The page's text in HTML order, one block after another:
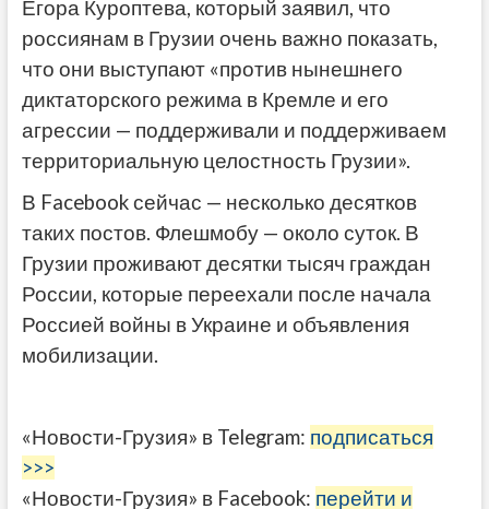
Егора Куроптева, который заявил, что
россиянам в Грузии очень важно показать,
что они выступают «против нынешнего
диктаторского режима в Кремле и его
агрессии — поддерживали и поддерживаем
территориальную целостность Грузии».
В Facebook сейчас — несколько десятков
таких постов. Флешмобу — около суток. В
Грузии проживают десятки тысяч граждан
России, которые переехали после начала
Россией войны в Украине и объявления
мобилизации.
«Новости-Грузия» в Telegram: подписаться
>>>
«Новости-Грузия» в Facebook: перейти и